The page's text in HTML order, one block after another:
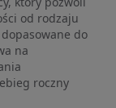
od rodzaju
do
na
roczny